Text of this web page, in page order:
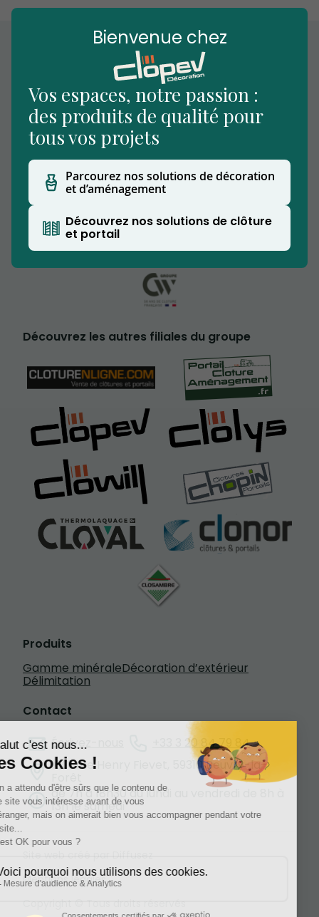
Nous vous accueillons dans notre établissement
situé à Beuvry-la-Forêt, notre showroom
extérieur vous permettra de découvrir nos
produits.
Clopev est affilié au Groupe CW
Découvrez les autres filiales du groupe
Produits
Gamme minéraleDécoration d’extérieur
Délimitation
Contact
Écrivez-nous
+33 3 20 84 79 84
1601 rue Henry Fievet, 59310 Beuvry-la-
de 7h à 18h30 du lundi au vendredi de 8h à
13h le samedi
Mentions légales
Bienvenue chez
Vos espaces, notre passion :
des produits de qualité pour
tous vos projets
Parcourez nos solutions de décoration
et d’aménagement
Découvrez nos solutions de clôture
et portail